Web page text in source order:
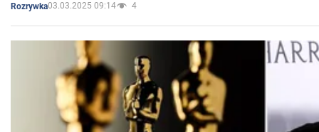
Rozrywka03.03.2025 09:14 4